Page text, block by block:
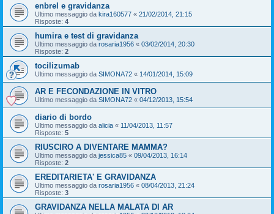
enbrel e gravidanza
Ultimo messaggio da kira160577 « 21/02/2014, 21:15
Risposte: 4
humira e test di gravidanza
Ultimo messaggio da rosaria1956 « 03/02/2014, 20:30
Risposte: 2
tocilizumab
Ultimo messaggio da SIMONA72 « 14/01/2014, 15:09
AR E FECONDAZIONE IN VITRO
Ultimo messaggio da SIMONA72 « 04/12/2013, 15:54
diario di bordo
Ultimo messaggio da alicia « 11/04/2013, 11:57
Risposte: 5
RIUSCIRO A DIVENTARE MAMMA?
Ultimo messaggio da jessica85 « 09/04/2013, 16:14
Risposte: 2
EREDITARIETA' E GRAVIDANZA
Ultimo messaggio da rosaria1956 « 08/04/2013, 21:24
Risposte: 3
GRAVIDANZA NELLA MALATA DI AR